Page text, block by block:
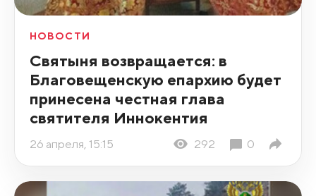
НОВОСТИ
Святыня возвращается: в
Благовещенскую епархию будет
принесена честная глава
святителя Иннокентия
26 апреля, 15:15 292 0